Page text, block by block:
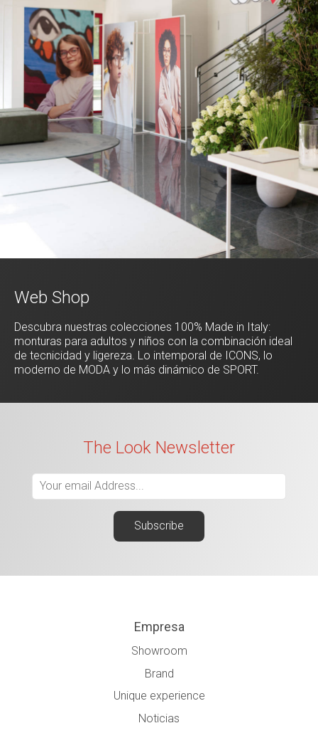
Web Shop
Descubra nuestras colecciones 100% Made in Italy:
monturas para adultos y niños con la combinación ideal
de tecnicidad y ligereza. Lo intemporal de ICONS, lo
moderno de MODA y lo más dinámico de SPORT.
The Look Newsletter
Empresa
Showroom
Brand
Unique experience
Noticias